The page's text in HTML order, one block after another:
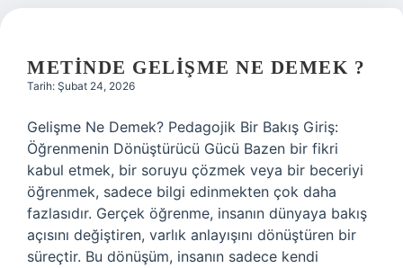
METINDE GELIŞME NE DEMEK ?
Tarih: Şubat 24, 2026
Gelişme Ne Demek? Pedagojik Bir Bakış Giriş:
Öğrenmenin Dönüştürücü Gücü Bazen bir fikri
kabul etmek, bir soruyu çözmek veya bir beceriyi
öğrenmek, sadece bilgi edinmekten çok daha
fazlasıdır. Gerçek öğrenme, insanın dünyaya bakış
açısını değiştiren, varlık anlayışını dönüştüren bir
süreçtir. Bu dönüşüm, insanın sadece kendi